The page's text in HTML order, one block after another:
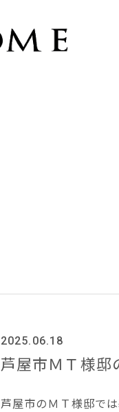
2025.06.18
芦屋市ＭＴ様邸
芦屋市のＭＴ様邸で